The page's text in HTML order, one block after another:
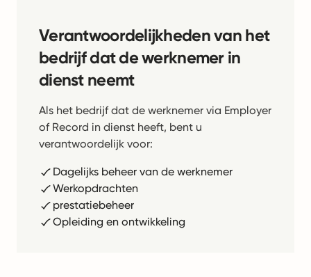
Verantwoordelijkheden van het
bedrijf dat de werknemer in
dienst neemt
Als het bedrijf dat de werknemer via Employer
of Record in dienst heeft, bent u
verantwoordelijk voor:
Dagelijks beheer van de werknemer
Werkopdrachten
prestatiebeheer
Opleiding en ontwikkeling